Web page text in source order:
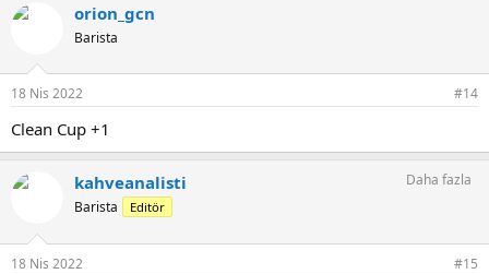
k
:
orion_gcn
Barista
18 Nis 2022 #14
Clean Cup +1
kahveanalisti
Barista Editör
Daha fazla
18 Nis 2022 #15